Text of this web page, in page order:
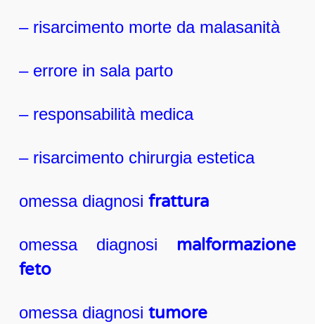
– risarcimento morte da malasanità
– errore in sala parto
– responsabilità medica
– risarcimento chirurgia estetica
omessa diagnosi frattura
omessa diagnosi malformazione
feto
omessa diagnosi tumore